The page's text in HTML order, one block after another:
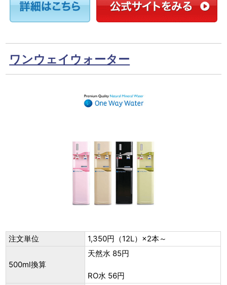
ワンウェイウォーター
注文単位 1,350円（12L）×2本～
500ml換算
天然水 85円
RO水 56円